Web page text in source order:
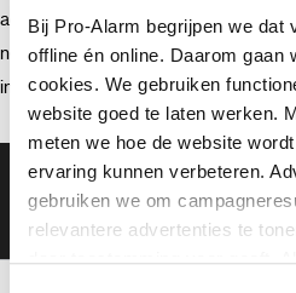
Bij Pro-Alarm begrijpen we dat
offline én online. Daarom gaan
cookies. We gebruiken
website goed te laten werken.
meten we hoe de website
ervaring kunnen verbeteren.
gebruiken we om
relevantere advertenties te
daar toestemming voor geeft.
advies (2)
netwerkrecorder (2)
intercom (2)
Gratis bezorging vanaf €99,-
Gratis retourneren binnen 90
Klanten geven ons een 9.3